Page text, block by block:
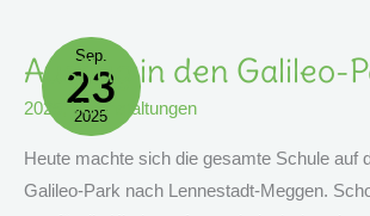
Sep.
23
2025
Ausflug in den Galileo-
2025 ,Veranstaltungen
Heute machte sich die gesamte Schule auf
Galileo-Park nach Lennestadt-Meggen.
Ausflug
In
Den
Galileo-
Park